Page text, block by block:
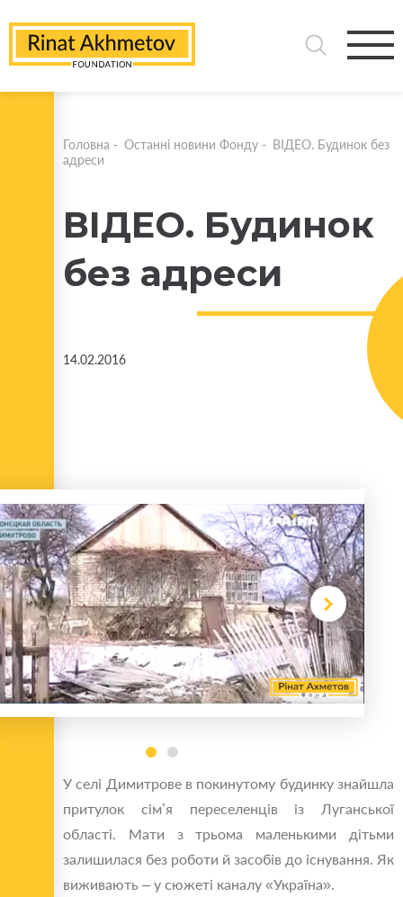
Головна - Останні новини Фонду - ВІДЕО. Будинок без
адреси
ВІДЕО. Будинок
без адреси
14.02.2016
У селі Димитрове в покинутому будинку знайшла
притулок сім’я переселенців із Луганської
області. Мати з трьома маленькими дітьми
залишилася без роботи й засобів до існування. Як
виживають – у сюжеті каналу «Україна».